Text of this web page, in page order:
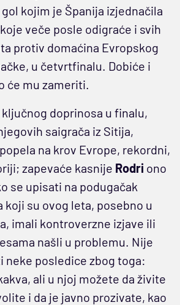
kojim je Španija izjednačila
veče posle odigraće i svih
protiv domaćina Evropskog
u četvrtfinalu. Dobiće i
će mu zameriti.
ključnog doprinosa u finalu,
saigrača iz Sitija,
na krov Evrope, rekordni,
zapevaće kasnije Rodri ono
se upisati na podugačak
koji su ovog leta, posebno u
imali kontroverzne izjave ili
našli u problemu. Nije
neke posledice zbog toga:
ali u njoj možete da živite
i da je javno prozivate, kao